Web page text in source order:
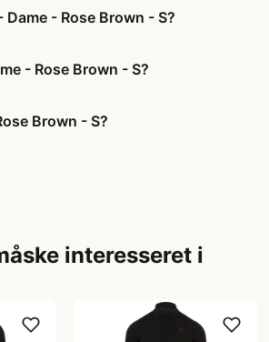
- Rose Brown - S?
- Rose Brown - S?
Brown - S?
interesseret i